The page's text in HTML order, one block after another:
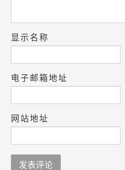
显示名称
电子邮箱地址
网站地址